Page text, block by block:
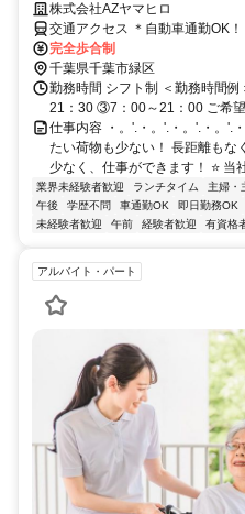
す！ノルマなし！WワークOK！
株式会社AZヤマヒロ
交通アクセス ＊自動車通勤OK！
完全歩合制
千葉県千葉市緑区
勤務時間 シフト制 ＜勤務時間
21：30 ③7：00～21：00 ご希望
仕事内容 ・。'.・。'.・。'.・。'.
たい荷物も少ない！ 長距離もな
少なく、仕事ができます！ ⭐️ 当
業界未経験者歓迎 ランチタイム 主婦・
午後
学歴不問 車通勤OK 即日勤務OK
未経験者歓迎
午前 経験者歓迎 有資格
アルバイト・パート